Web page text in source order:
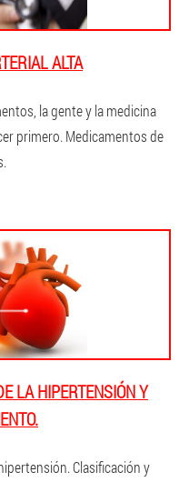
ALTA
la gente y la medicina
primero. Medicamentos de
LA HIPERTENSIÓN Y
Clasificación y